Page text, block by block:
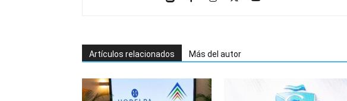
Artículos relacionados Más del autor